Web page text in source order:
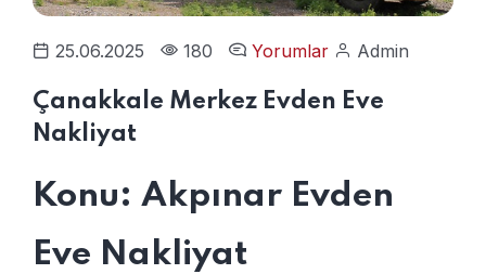
25.06.2025 180 Yorumlar Admin
Çanakkale Merkez Evden Eve
Nakliyat
Konu: Akpınar Evden
Eve Nakliyat